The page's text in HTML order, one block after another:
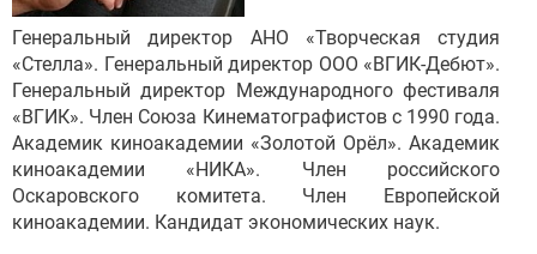
Генеральный директор АНО «Творческая студия
«Стелла». Генеральный директор ООО «ВГИК-Дебют».
Генеральный директор Международного фестиваля
«ВГИК». Член Союза Кинематографистов с 1990 года.
Академик киноакадемии «Золотой Орёл». Академик
киноакадемии «НИКА». Член российского
Оскаровского комитета. Член Европейской
киноакадемии. Кандидат экономических наук.